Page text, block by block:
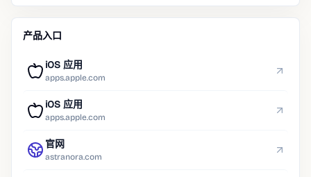
产品入口
iOS 应用
apps.apple.com
iOS 应用
apps.apple.com
官网
astranora.com